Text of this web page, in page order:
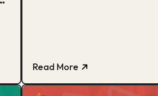
Read More